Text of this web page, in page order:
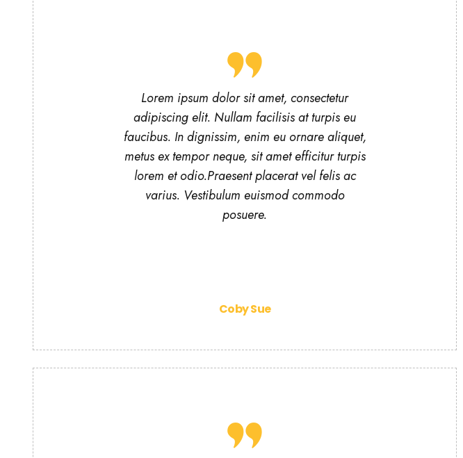
Lorem ipsum dolor sit amet, consectetur
adipiscing elit. Nullam facilisis at turpis eu
faucibus. In dignissim, enim eu ornare aliquet,
metus ex tempor neque, sit amet efficitur turpis
lorem et odio.Praesent placerat vel felis ac
varius. Vestibulum euismod commodo
posuere.
Coby Sue